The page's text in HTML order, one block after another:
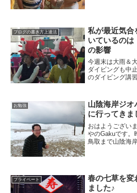
ブログの書き方上達法
私が最近気合
いているのは
の影響
今週末は大雨＆
ダイビングも中
のダイビング講
と言わないとい
のことはガス昏
お勉強
山陰海岸ジオ
に行ってきま
おはようござい
やのGakuです。
鳥取まで山陰海
合、ジオガイド
プライベート
春の七草を変
ました♪